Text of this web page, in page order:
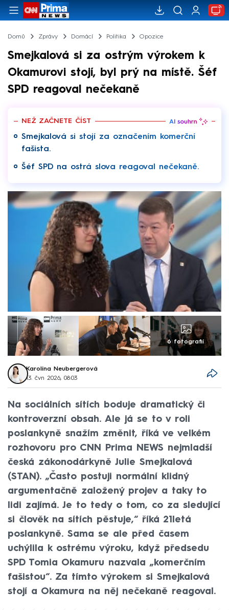
Domů Zprávy Domácí Politika Opozice
Smejkalová si za ostrým výrokem k
Okamurovi stojí, byl prý na místě. Šéf
SPD reagoval nečekaně
NEŽ ZAČNETE ČÍST
Smejkalová si stojí za označením komerční
fašista.
Šéf SPD na ostrá slova reagoval nečekaně.
6 fotografií
Karolína Neubergerová
13. čvn 2026, 08:03
Na sociálních sítích boduje dramatický či
kontroverzní obsah. Ale já se to v roli
poslankyně snažím změnit, říká ve velkém
rozhovoru pro CNN Prima NEWS nejmladší
česká zákonodárkyně Julie Smejkalová
(STAN). „Často postuji normální klidný
argumentačně založený projev a taky to
lidi zajímá. Je to tedy o tom, co za sledující
si člověk na sítích pěstuje,“ říká 21letá
poslankyně. Sama se ale před časem
uchýlila k ostrému výroku, když předsedu
SPD Tomia Okamuru nazvala „komerčním
fašistou“. Za tímto výrokem si Smejkalová
stojí a Okamura na něj nečekaně reagoval.